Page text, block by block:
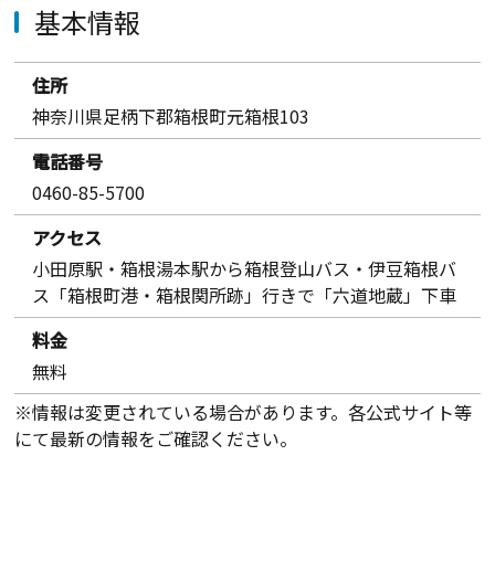
基本情報
住所
神奈川県足柄下郡箱根町元箱根103
電話番号
0460-85-5700
アクセス
小田原駅・箱根湯本駅から箱根登山バス・伊豆箱根バ
ス「箱根町港・箱根関所跡」行きで「六道地蔵」下車
料金
無料
※情報は変更されている場合があります。各公式サイト等
にて最新の情報をご確認ください。